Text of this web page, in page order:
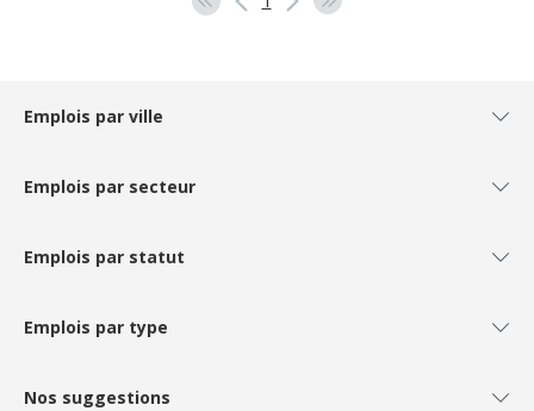
Emplois par ville
Emplois par secteur
Emplois par statut
Emplois par type
Nos suggestions